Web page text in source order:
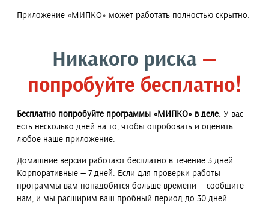
Приложение «МИПКО» может работать полностью скрытно.
Никакого риска —
попробуйте бесплатно!
Бесплатно попробуйте программы «МИПКО» в деле. У вас
есть несколько дней на то, чтобы опробовать и оценить
любое наше приложение.
Домашние версии работают бесплатно в течение 3 дней.
Корпоративные — 7 дней. Если для проверки работы
программы вам понадобится больше времени — сообщите
нам, и мы расширим ваш пробный период до 30 дней.